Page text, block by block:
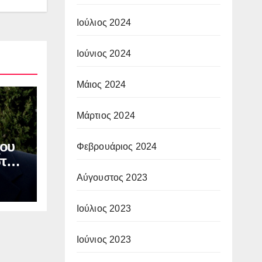
Ιούλιος 2024
Ιούνιος 2024
Μάιος 2024
Μάρτιος 2024
Φεβρουάριος 2024
Αύγουστος 2023
Ιούλιος 2023
Ιούνιος 2023